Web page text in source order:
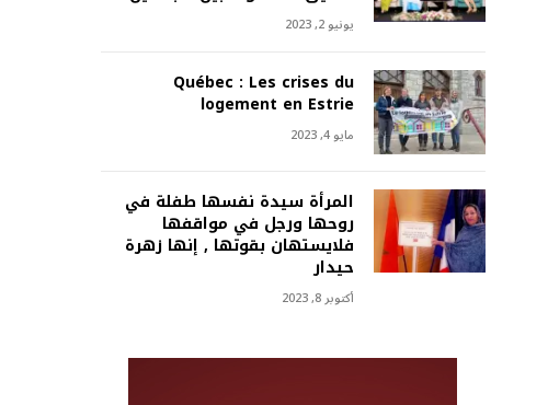
يونيو 2, 2023
Québec : Les crises du
logement en Estrie
مايو 4, 2023
المرأة سيدة نفسها طفلة في
روحها ورجل في مواقفها
فلايستهان بقوتها , إنها زهرة
حيدار
أكتوبر 8, 2023